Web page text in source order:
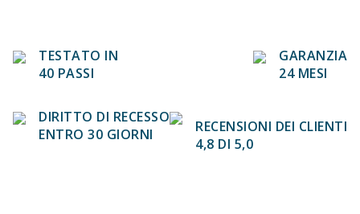
TESTATO IN
40 PASSI
GARANZIA
24 MESI
DIRITTO DI RECESSO
ENTRO 30 GIORNI
RECENSIONI DEI CLIENTI
4,8 DI 5,0